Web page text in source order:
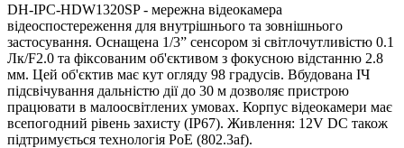
DH-IPC-HDW1320SP - мережна відеокамера
відеоспостереження для внутрішнього та зовнішнього
застосування. Оснащена 1/3” сенсором зі світлочутливістю 0.1
Лк/F2.0 та фіксованим об'єктивом з фокусною відстанню 2.8
мм. Цей об'єктив має кут огляду 98 градусів. Вбудована ІЧ
підсвічування дальністю дії до 30 м дозволяє пристрою
працювати в малоосвітлених умовах. Корпус відеокамери має
всепогодний рівень захисту (IP67). Живлення: 12V DC також
підтримується технологія PoE (802.3af).